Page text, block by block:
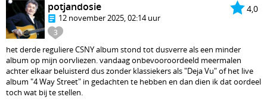
4,0
3
potjandosie
12 november 2025, 02:14 uur
het derde reguliere CSNY album stond tot dusverre als een minder
album op mijn oorvliezen. vandaag onbevooroordeeld meermalen
achter elkaar beluisterd dus zonder klassiekers als "Deja Vu" of het live
album "4 Way Street" in gedachten te hebben en dan dien ik dat oordeel
toch wat bij te stellen.